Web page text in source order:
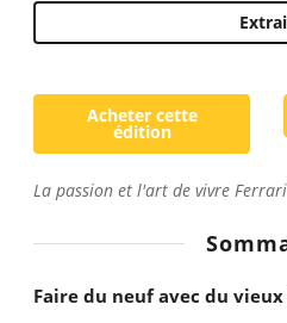
Acheter cette
édition
La passion et l'art de vivre Ferrari
Faire du neuf avec du vieux